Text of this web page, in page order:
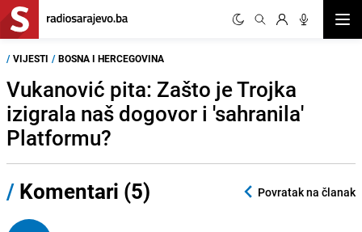
/ VIJESTI / BOSNA I HERCEGOVINA
Vukanović pita: Zašto je Trojka
izigrala naš dogovor i 'sahranila'
Platformu?
/ Komentari (5) Povratak na članak